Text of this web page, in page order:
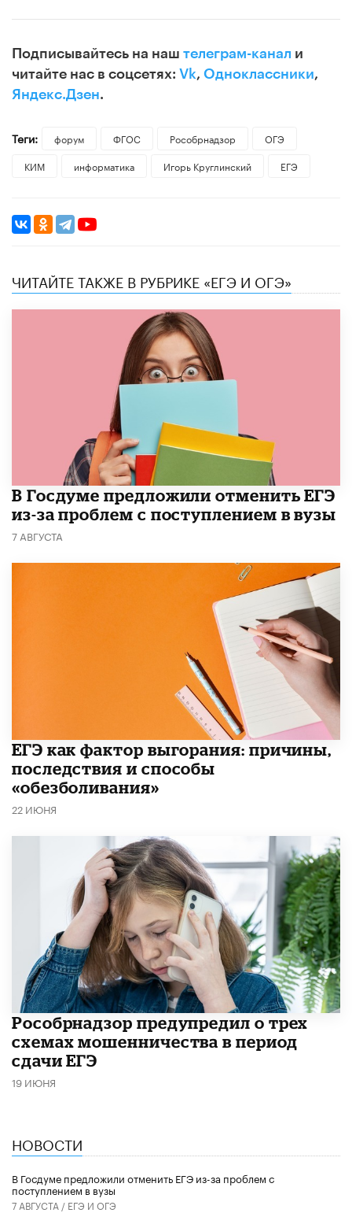
Подписывайтесь на наш телеграм-канал и
читайте нас в соцсетях: Vk, Одноклассники,
Яндекс.Дзен.
Теги: форум ФГОС Рособрнадзор
ОГЭ
КИМ
информатика Игорь Круглинский ЕГЭ
ЧИТАЙТЕ ТАКЖЕ В РУБРИКЕ «ЕГЭ И ОГЭ»
В Госдуме предложили отменить ЕГЭ
из-за проблем с поступлением в вузы
7 АВГУСТА
​ЕГЭ как фактор выгорания: причины,
последствия и способы
«обезболивания»
22 ИЮНЯ
Рособрнадзор предупредил о трех
схемах мошенничества в период
сдачи ЕГЭ
19 ИЮНЯ
НОВОСТИ
В Госдуме предложили отменить ЕГЭ из-за проблем с
поступлением в вузы
7 АВГУСТА / ЕГЭ И ОГЭ